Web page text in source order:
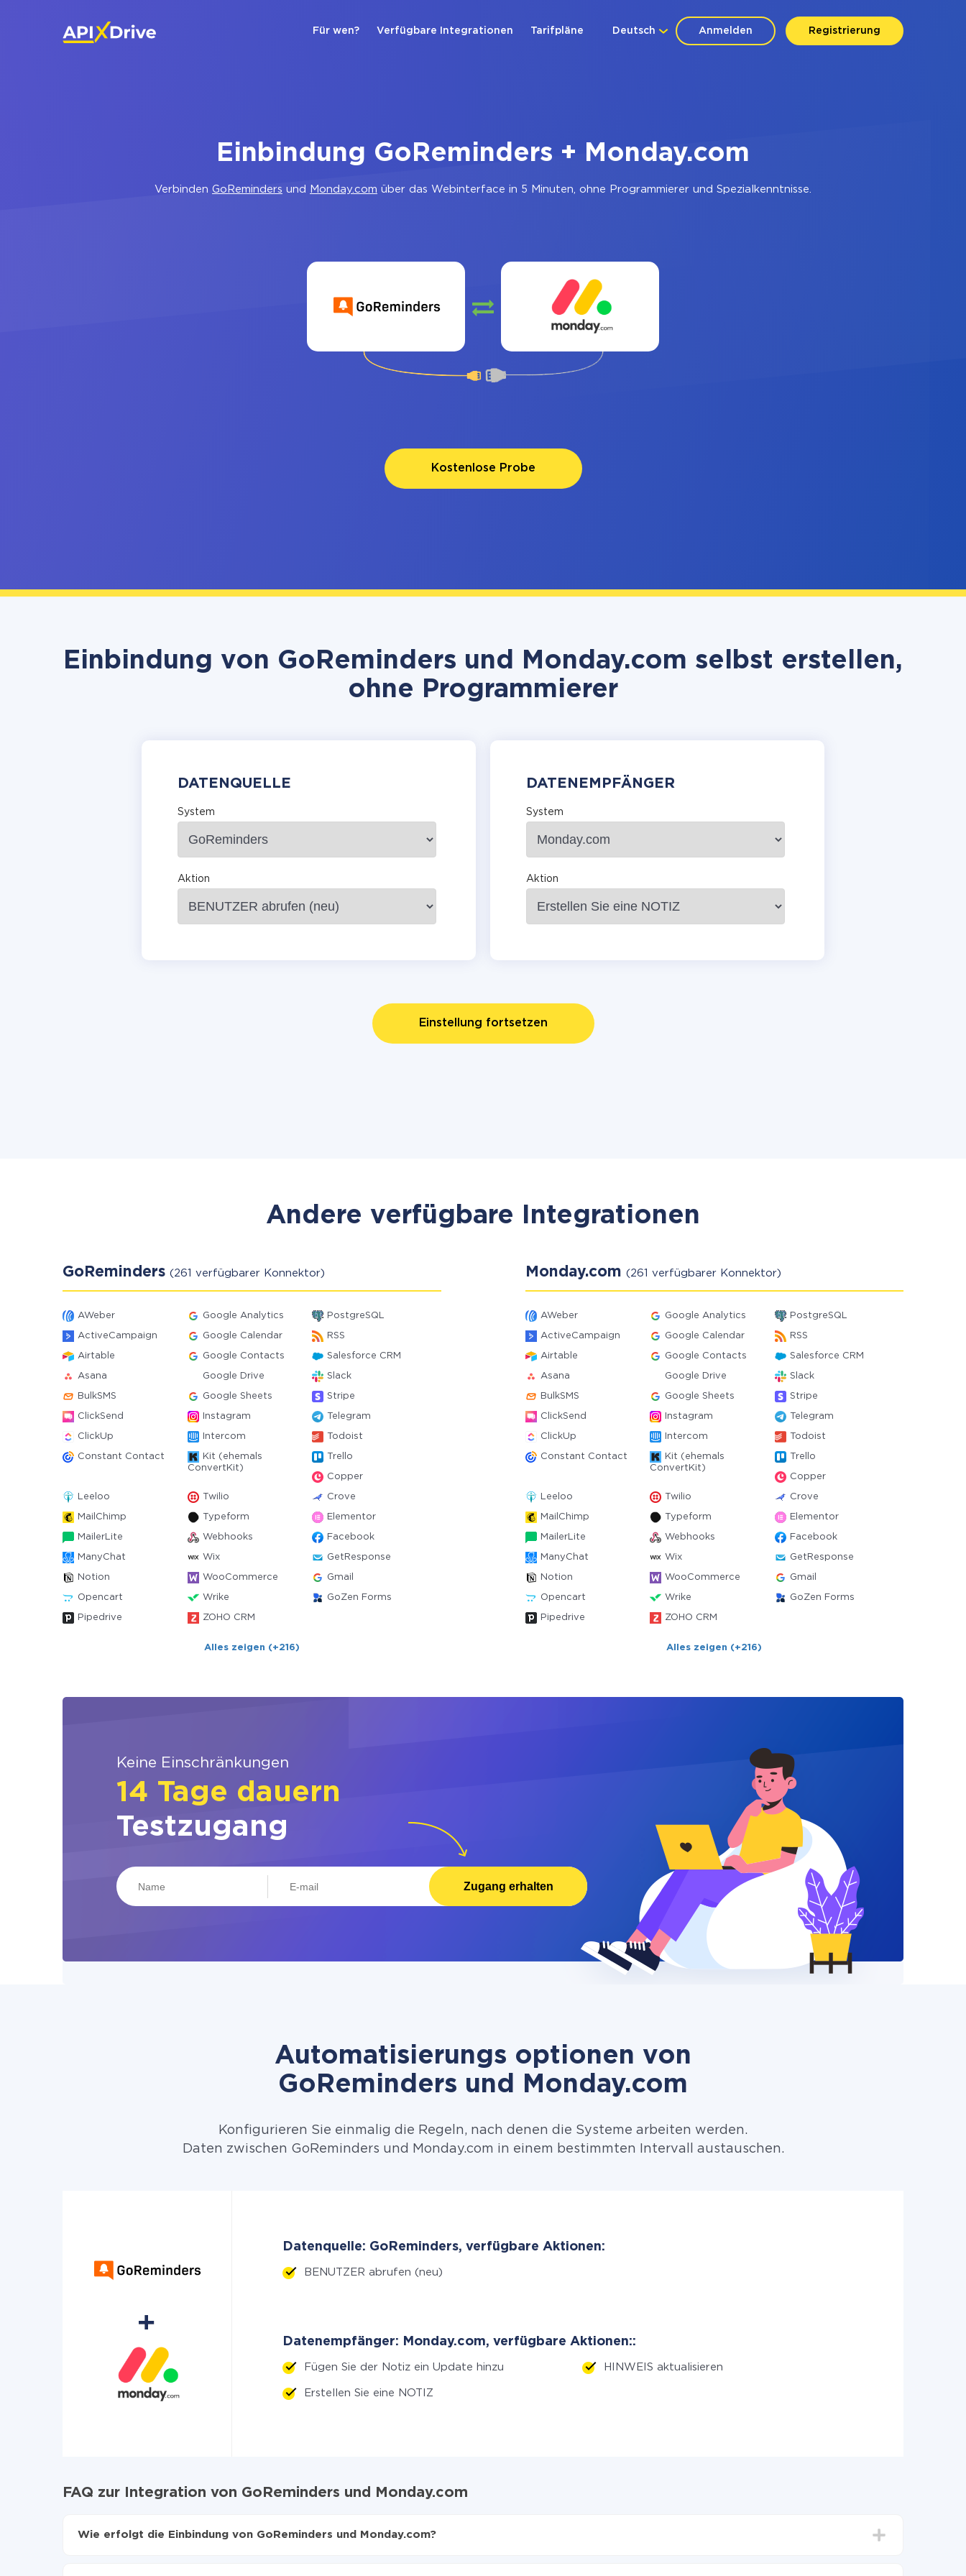
Anmelden Registrierung
Deutsch
Für wen? Verfügbare Integrationen Tarifpläne
Einbindung GoReminders + Monday.com
Verbinden GoReminders und Monday.com über das Webinterface in 5 Minuten, ohne Programmierer und Spezialkenntnisse.
Kostenlose Probe
Einbindung von GoReminders und Monday.com selbst erstellen,
ohne Programmierer
DATENQUELLE
System
Aktion
DATENEMPFÄNGER
System
Aktion
Einstellung fortsetzen
Andere verfügbare Integrationen
GoReminders (261 verfügbarer Konnektor)
AWeber Google Analytics PostgreSQL
ActiveCampaign Google Calendar RSS
Airtable Google Contacts Salesforce CRM
Asana Google Drive Slack
BulkSMS Google Sheets Stripe
ClickSend Instagram Telegram
ClickUp Intercom Todoist
Constant Contact
Kit (ehemals
ConvertKit)
Trello
Copper
Leeloo Twilio Crove
MailChimp Typeform Elementor
MailerLite Webhooks Facebook
ManyChat Wix GetResponse
Notion WooCommerce Gmail
Opencart Wrike GoZen Forms
Pipedrive ZOHO CRM
Alles zeigen (+216)
Monday.com (261 verfügbarer Konnektor)
AWeber Google Analytics PostgreSQL
ActiveCampaign Google Calendar RSS
Airtable Google Contacts Salesforce CRM
Asana Google Drive Slack
BulkSMS Google Sheets Stripe
ClickSend Instagram Telegram
ClickUp Intercom Todoist
Constant Contact
Kit (ehemals
ConvertKit)
Trello
Copper
Leeloo Twilio Crove
MailChimp Typeform Elementor
MailerLite Webhooks Facebook
ManyChat Wix GetResponse
Notion WooCommerce Gmail
Opencart Wrike GoZen Forms
Pipedrive ZOHO CRM
Alles zeigen (+216)
Keine Einschränkungen
14 Tage dauern
Testzugang
Zugang erhalten
Automatisierungs optionen von
GoReminders und Monday.com
Konfigurieren Sie einmalig die Regeln, nach denen die Systeme arbeiten werden.
Daten zwischen GoReminders und Monday.com in einem bestimmten Intervall austauschen.
Datenquelle: GoReminders, verfügbare Aktionen:
BENUTZER abrufen (neu)
Datenempfänger: Monday.com, verfügbare Aktionen::
Fügen Sie der Notiz ein Update hinzu HINWEIS aktualisieren
Erstellen Sie eine NOTIZ
FAQ zur Integration von GoReminders und Monday.com
Wie erfolgt die Einbindung von GoReminders und Monday.com?